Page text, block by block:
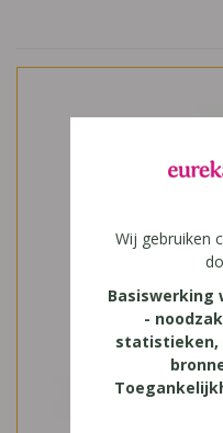
Wij gebruiken
Basiswerking
-
statistieken,